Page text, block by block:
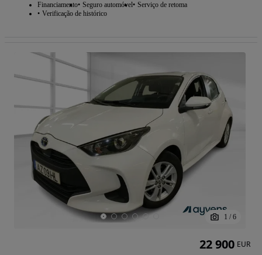
Financiamento Seguro automóvel Serviço de retoma
Verificação de histórico
1 / 6
22 900 EUR